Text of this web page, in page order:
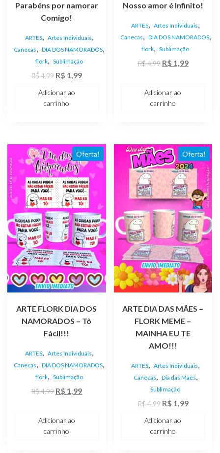
Parabéns por namorar
Comigo!
ARTES, Artes Individuais,
Canecas, DIA DOS NAMORADOS,
flork, Sublimação
R$4,99 O
original
R$ 1,99O
Adicionar ao
carrinho
Nosso amor é Infinito!
ARTES, Artes Individuais,
Canecas, DIA DOS NAMORADOS,
flork, Sublimação
R$4,99 O
era:
R$ 1,99O
Adicionar ao
carrinho
Oferta!
ARTE FLORK DIA DOS
NAMORADOS – Tô
Fácil!!!
ARTES, Artes Individuais,
Canecas, DIA DOS NAMORADOS,
flork, Sublimação
R$4,99 O
era:
R$ 1,99O
Adicionar ao
carrinho
Oferta!
ARTE DIA DAS MÃES –
FLORK MEME –
MAINHA EU TE
AMO!!!
ARTES, Artes Individuais,
Canecas, Dia das Mães,
Sublimação
R$4,99 O
original
R$ 1,99O
Adicionar ao
carrinho